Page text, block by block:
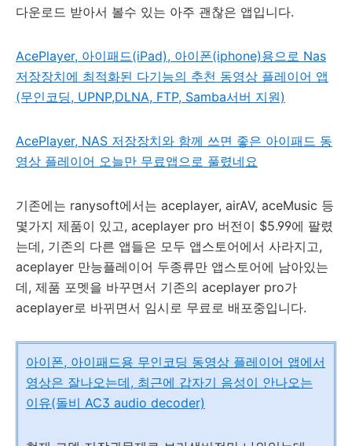
다운로드 받아서 볼수 있는 아주 괜찮은 앱입니다.
AcePlayer, 아이패드(iPad), 아이폰(iphone)용으로 Nas
저장장치에 최적화된 다기능의 추천 동영상 플레이어 앱
(무인코딩, UPNP,DLNA, FTP, Samba서버 지원)
AcePlayer, NAS 저장장치와 함께 쓰면 좋은 아이패드 동
영상 플레이어 오늘만 무료앱으로 풀렸네요
기존에는 ranysoft에서는 aceplayer, airAV, aceMusic 등
몇가지 제품이 있고, aceplayer pro 버전이 $5.99에 팔렸
는데, 기존의 다른 앱들은 모두 앱스토어에서 사라지고,
aceplayer 만능플레이어 두종류만 앱스토어에 남아있는
데, 제품 포멧을 바꾸면서 기존의 aceplayer pro가
aceplayer로 바뀌면서 임시로 무료로 배포중입니다.
아이폰, 아이패드용 무인코딩 동영상 플레이어 앱에서
영상은 잘나오는데, 최근에 갑자기 음성이 안나오는
이유(돌비 AC3 audio decoder)